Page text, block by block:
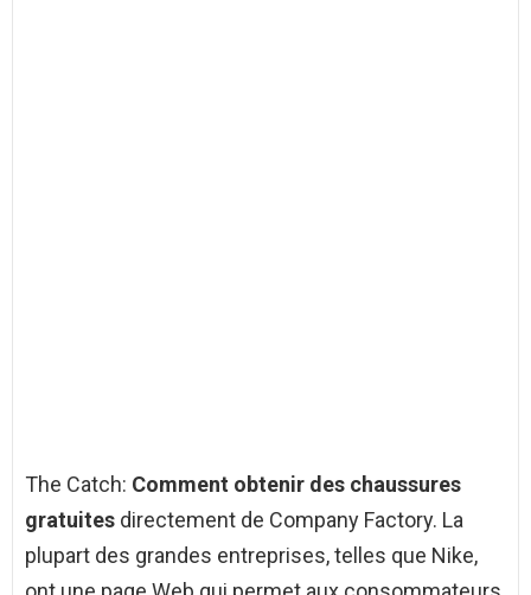
The Catch: Comment obtenir des chaussures
gratuites directement de Company Factory. La
plupart des grandes entreprises, telles que Nike,